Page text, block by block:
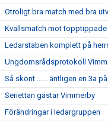
Otroligt bra match med bra
Kvällsmatch mot
Ledarstaben komplett på
Ungdomsrådsprotokoll
Så skönt ...... äntligen en 3a
Seriettan gästar Vimmerby
Förändringar i ledargruppen